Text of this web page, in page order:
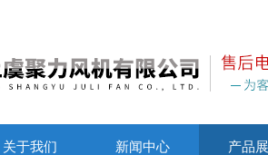
关于我们 新闻中心 产品